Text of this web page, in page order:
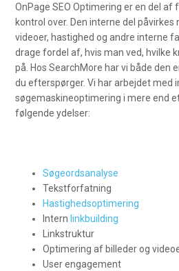
OnPage SEO Optimering er en del af
kontrol over. Den interne del
videoer, hastighed og andre interne
drage fordel af, hvis man ved, hvilke
på. Hos SearchMore har vi både den
du efterspørger. Vi har arbejdet med
søgemaskineoptimering i mere end
følgende ydelser:
Søgeordsanalyse
Tekstforfatning
Hastighedsoptimering
Intern linkbuilding
Linkstruktur
Optimering af billeder og
User engagement